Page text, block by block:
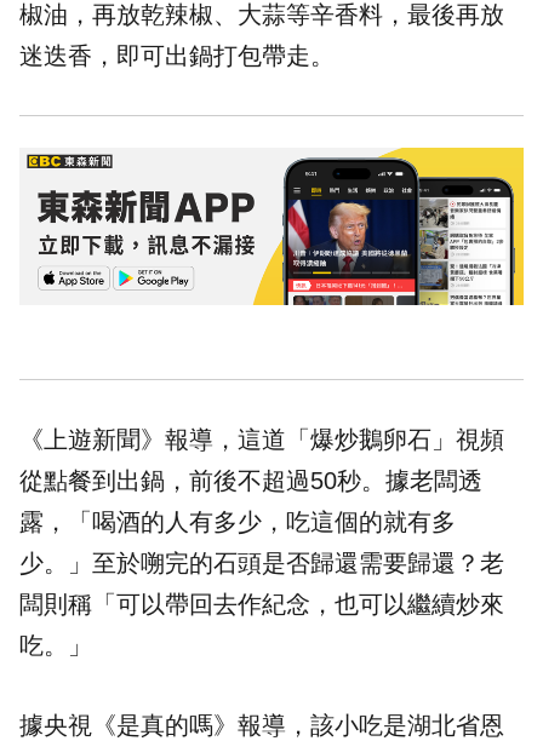
椒油，再放乾辣椒、大蒜等辛香料，最後再放
迷迭香，即可出鍋打包帶走。
《上遊新聞》報導，這道「爆炒鵝卵石」視頻
從點餐到出鍋，前後不超過50秒。據老闆透
露，「喝酒的人有多少，吃這個的就有多
少。」至於嗍完的石頭是否歸還需要歸還？老
闆則稱「可以帶回去作紀念，也可以繼續炒來
吃。」
據央視《是真的嗎》報導，該小吃是湖北省恩